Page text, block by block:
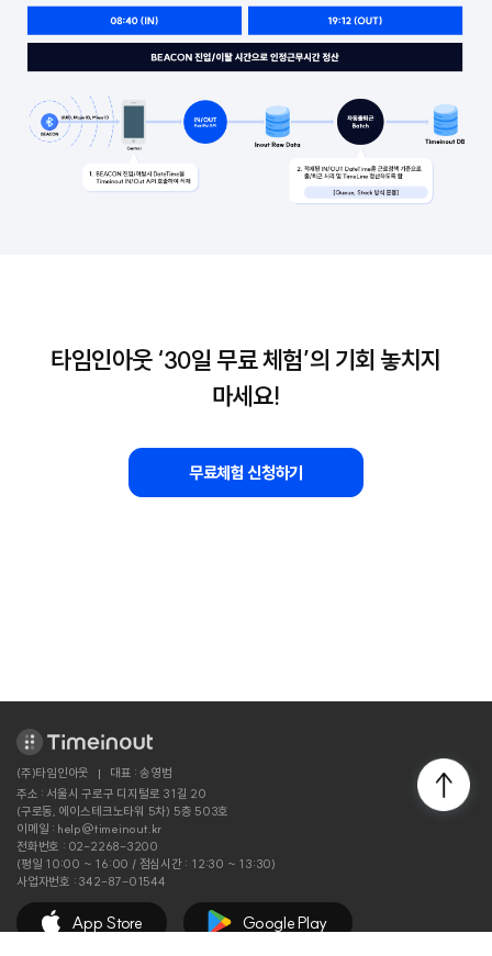
타임인아웃 ‘30일 무료 체험’의 기회 놓치지
마세요!
무료체험 신청하기
(주)타임인아웃 대표 : 송영범
주소 : 서울시 구로구 디지털로 31길 20
(구로동, 에이스테크노타워 5차) 5층 503호
이메일 : help@timeinout.kr
전화번호 : 02-2268-3200
(평일 10:00 ~ 16:00 / 점심시간 : 12:30 ~ 13:30)
사업자번호 : 342-87-01544
App Store Google Play